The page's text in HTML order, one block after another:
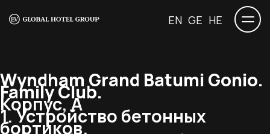
EN GE HE
Wyndham Grand Batumi Gonio.
Family Club.
Корпус, А
1. Устройство бетонных
бортиков.